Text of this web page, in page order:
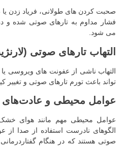
صحبت کردن های طولانی، فریاد زدن
فشار مداوم به تارهای صوتی شده و
می‌ شود.
التهاب تارهای صوتی
التهاب ناشی از عفونت‌ های ویروسی یا
تواند باعث تورم تارهای صوتی و تغییر
عوامل محیطی و
عوامل محیطی مهم مانند هوای
الگوهای نادرست استفاده از صدا از
صوتی هستند که در هنگام